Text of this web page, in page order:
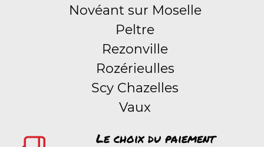
Novéant sur Moselle
Peltre
Rezonville
Rozérieulles
Scy Chazelles
Vaux
Le choix du paiement